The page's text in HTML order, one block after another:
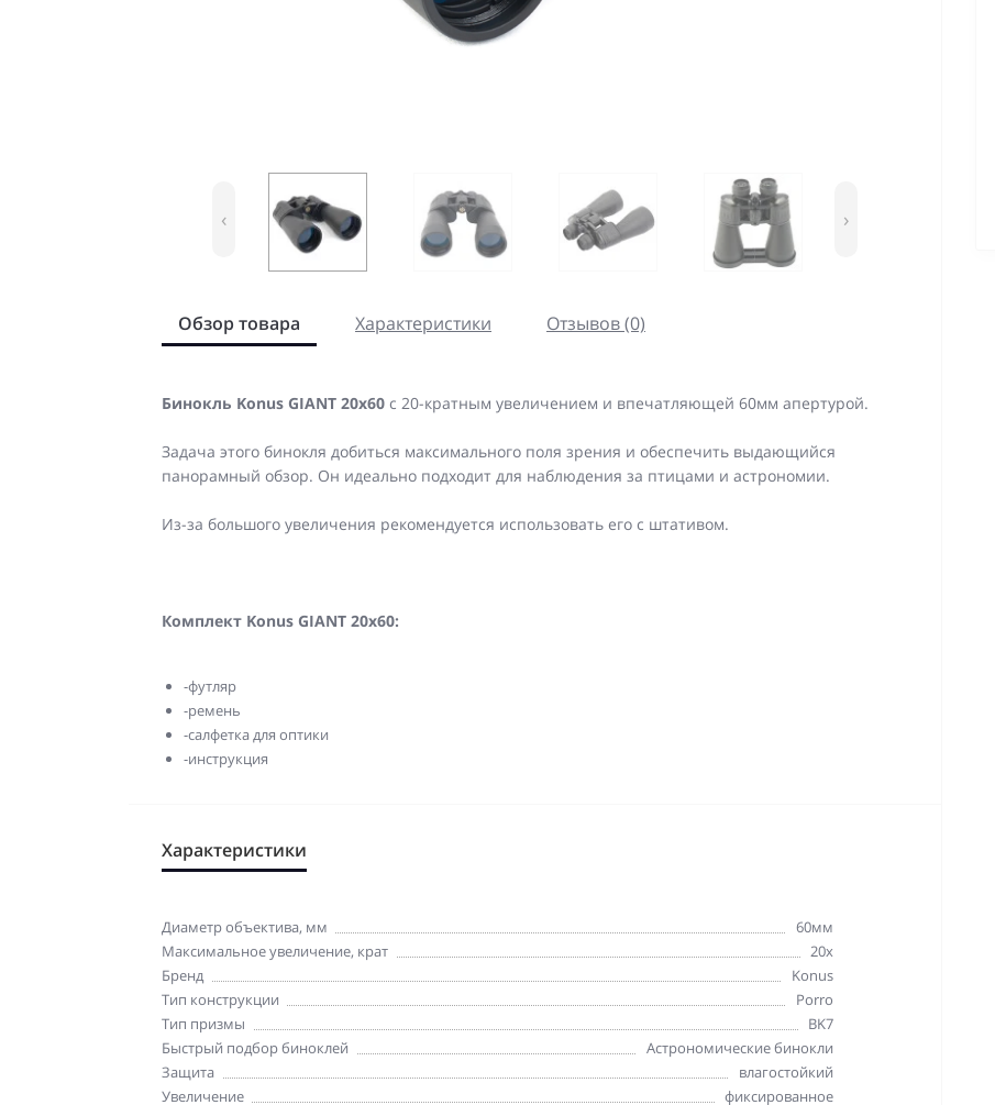
‹ ›
Обзор товара Характеристики Отзывов (0)
Бинокль Konus GIANT 20x60 с 20-кратным увеличением и впечатляющей 60мм апертурой.
Задача этого бинокля добиться максимального поля зрения и обеспечить выдающийся
панорамный обзор. Он идеально подходит для наблюдения за птицами и астрономии.
Из-за большого увеличения рекомендуется использовать его с штативом.
Комплект Konus GIANT 20x60:
-футляр
-ремень
-салфетка для оптики
-инструкция
Характеристики
Диаметр объектива, мм
60мм
Максимальное увеличение, крат
20x
Бренд
Konus
Тип конструкции
Porro
Тип призмы
BK7
Быстрый подбор биноклей
Астрономические бинокли
Защита
влагостойкий
Увеличение
фиксированное